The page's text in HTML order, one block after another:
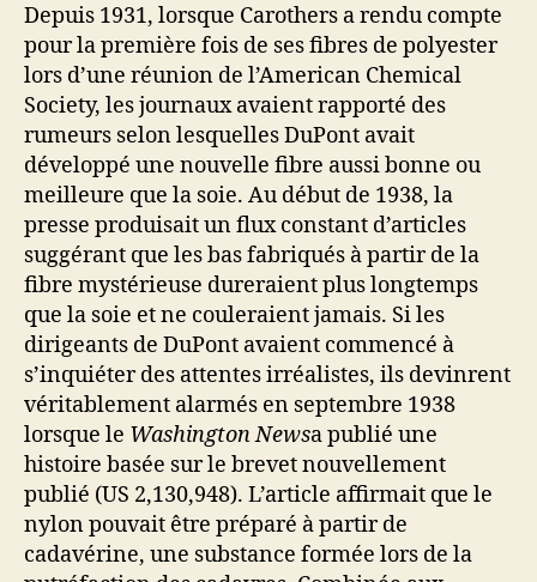
Depuis 1931, lorsque Carothers a rendu compte
pour la première fois de ses fibres de polyester
lors d’une réunion de l’American Chemical
Society, les journaux avaient rapporté des
rumeurs selon lesquelles DuPont avait
développé une nouvelle fibre aussi bonne ou
meilleure que la soie. Au début de 1938, la
presse produisait un flux constant d’articles
suggérant que les bas fabriqués à partir de la
fibre mystérieuse dureraient plus longtemps
que la soie et ne couleraient jamais. Si les
dirigeants de DuPont avaient commencé à
s’inquiéter des attentes irréalistes, ils devinrent
véritablement alarmés en septembre 1938
lorsque le Washington Newsa publié une
histoire basée sur le brevet nouvellement
publié (US 2,130,948). L’article affirmait que le
nylon pouvait être préparé à partir de
cadavérine, une substance formée lors de la